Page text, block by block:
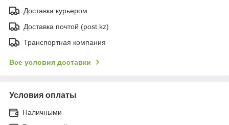
Доставка курьером
Доставка почтой (post.kz)
Транспортная компания
Все условия доставки
Условия оплаты
Наличными